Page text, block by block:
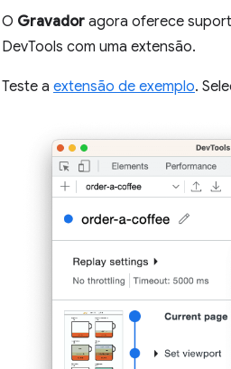
O Gravador agora oferece
DevTools com uma extensão.
Teste a extensão de exemplo.